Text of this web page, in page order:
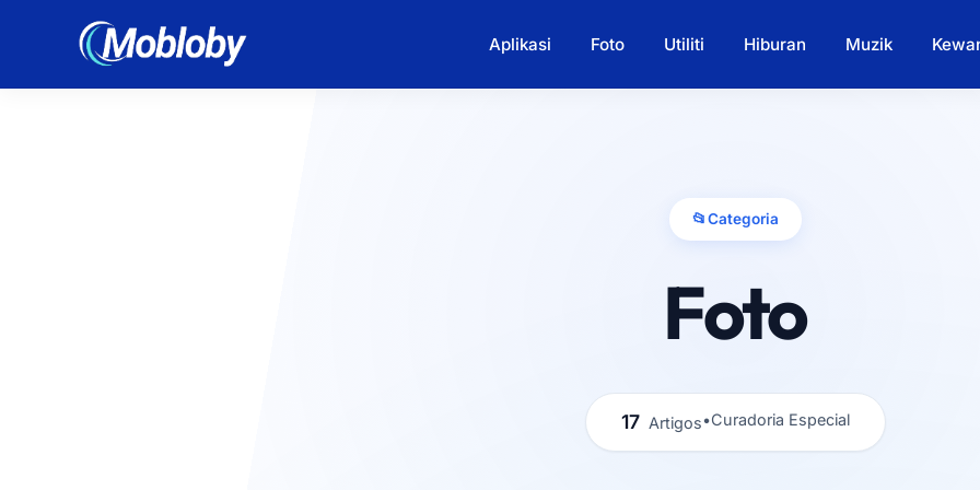
Aplikasi Foto Utiliti Hiburan Muzik
📂Categoria
Foto
17 Artigos•Curadoria Especial